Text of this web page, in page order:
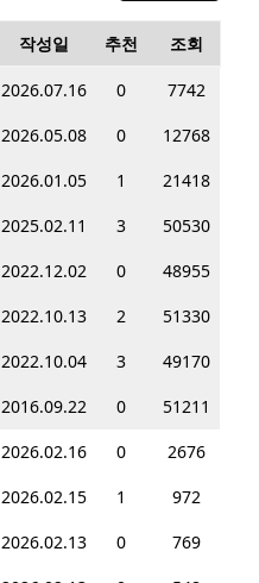
작성일 추천 조회
2026.07.16 0
7742
2026.05.08 0
12768
2026.01.05 1
21418
2025.02.11 3
50530
2022.12.02 0
48955
2022.10.13 2
51330
2022.10.04 3
49170
2016.09.22 0
51211
2026.02.16 0
2676
2026.02.15 1
972
2026.02.13 0
769